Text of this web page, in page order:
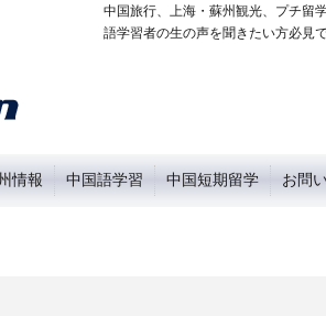
中国旅行、上海・蘇州観光、プチ留
語学習者の生の声を聞きたい方必見
情報 中国語学習 中国短期留学 お問